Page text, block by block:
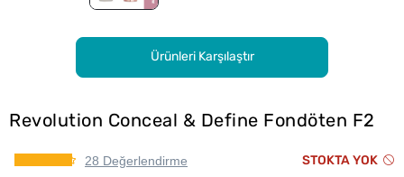
Ürünleri Karşılaştır
Revolution Conceal & Define Fondöten F2
28 Değerlendirme STOKTA YOK